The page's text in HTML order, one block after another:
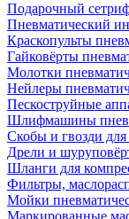
Подарочный
Пневматический
Краскопульты
Гайковёрты
Молотки
Нейлеры
Пескоструйные
Шлифмашины
Скобы и гвозди для
Дрели и
Шланги для
Фильтры,
Мойки
Маркированные